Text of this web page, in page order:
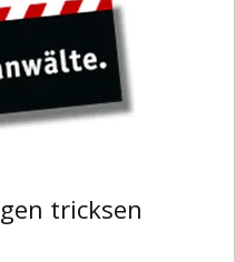
tricksen